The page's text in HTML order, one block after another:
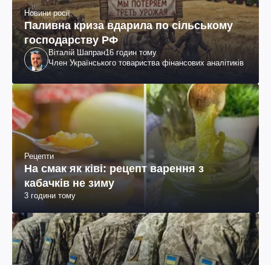
Новини росії
Паливна криза вдарила по сільському
господарству РФ
Віталій Шапран16 годин тому
Член Українського товариства фінансових аналітиків
Рецепти
На смак як ківі: рецепт варення з
кабачків не зиму
3 години тому